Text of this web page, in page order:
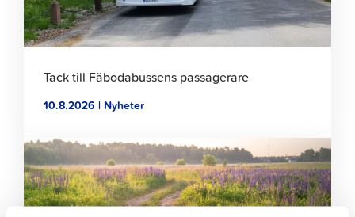
Tack till Fäbodabussens passagerare
10.8.2026 | Nyheter
Klicka
för
att
läsa